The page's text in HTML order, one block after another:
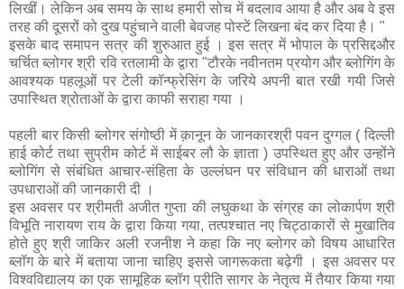
लिखीं। लेकिन अब समय के साथ हमारी सोच में बदलाव आया है और अब वे इस
तरह की दूसरों को दुख पहुंचाने वाली बेवजह पोस्टें लिखना बंद कर दिया है। "
इसके बाद समापन सत्र की शुरुआत हुई । इस सत्र में भोपाल के प्रसिद्दऔर
चर्चित ब्लोगर श्री रवि रतलामी के द्वारा "टौरके नवीनतम प्रयोग और ब्लोगिंग के
आवश्यक पहलूओं पर टेली कॉन्फ्रेसिंग के जरिये अपनी बात रखी गयी जिसे
उपास्थित श्रोताओं के द्वारा काफी सराहा गया ।
पहली बार किसी ब्लोगर संगोष्ठी में क़ानून के जानकारश्री पवन दुग्गल ( दिल्ली
हाई कोर्ट तथा सुप्रीम कोर्ट में साईबर लौ के ज्ञाता ) उपस्थित हुए और उन्होंने
ब्लोगिंग से संबंधित आचार-संहिता के उल्लंघन पर संविधान की धाराओं तथा
उपधाराओं की जानकारी दी ।
इस अवसर पर श्रीमती अजीत गुप्ता की लघुकथा के संग्रह का लोकार्पण श्री
विभूति नारायण राय के द्वारा किया गया, तत्पश्चात नए चिट्ठाकारों से मुखातिव
होते हुए श्री जाकिर अली रजनीश ने कहा कि नए ब्लोगर को विषय आधारित
ब्लॉग के बारे में बताया जाना चाहिए इससे जागरूकता बढ़ेगी । इस अवसर पर
विश्वविद्यालय का एक सामूहिक ब्लॉग प्रीति सागर के नेतृत्व में तैयार किया गया